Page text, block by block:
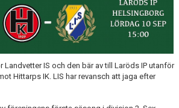
Landvetter IS och den bär av till Laröds IP utanför
Hittarps IK. LIS har revansch att jaga efter